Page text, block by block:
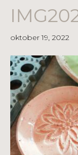
oktober 19, 2022